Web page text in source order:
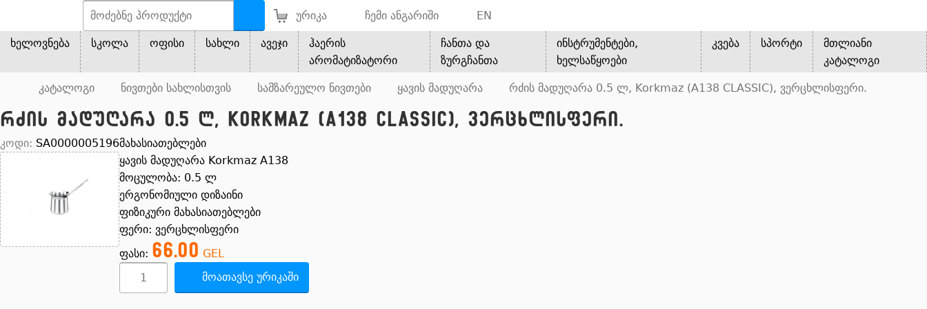
ურიკა ჩემი ანგარიში EN
ხელოვნება სკოლა ოფისი სახლი ავეჯი
ჰაერის
არომატიზატორი
ჩანთა და
ზურგჩანთა
ინსტრუმენტები,
ხელსაწყოები
კვება სპორტი
მთლიანი
კატალოგი
კატალოგი ნივთები სახლისთვის სამზარეულო ნივთები ყავის მადუღარა რძის მადუღარა 0.5 ლ, Korkmaz (A138 CLASSIC), ვერცხლისფერი.
რძის მადუღარა 0.5 ლ, Korkmaz (A138 CLASSIC), ვერცხლისფერი.
კოდი: SA0000005196მახასიათებლები
ყავის მადუღარა Korkmaz A138
მოცულობა: 0.5 ლ
ერგონომიული დიზაინი
ფიზიკური მახასიათებლები
ფერი: ვერცხლისფერი
ფასი: 66.00 GEL
მოათავსე ურიკაში